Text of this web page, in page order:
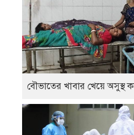
বৌভাতের খাবার খেয়ে অসুস্থ